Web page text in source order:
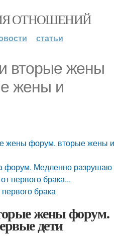
ОТНОШЕНИЙ
статьи
вторые жены
жены и
жены форум. вторые жены и
форум. Медленно разрушаю
первого брака...
брака
жены форум.
дети